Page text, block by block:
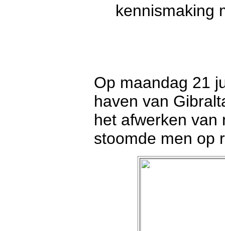
kennismaking
Op maandag 21
haven van
het afwerken van
stoomde men op